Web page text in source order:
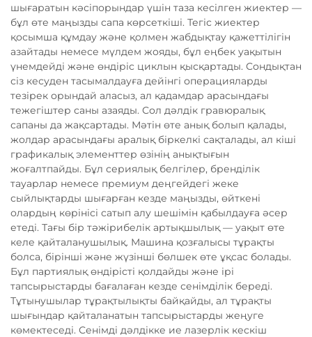
шығаратын кәсіпорындар үшін таза кесілген жиектер —
бұл өте маңызды сапа көрсеткіші. Тегіс жиектер
қосымша құмдау және қолмен жабдықтау қажеттілігін
азайтады немесе мүлдем жояды, бұл еңбек уақытын
үнемдейді және өндіріс циклын қысқартады. Сондықтан
сіз кесуден тасымалдауға дейінгі операцияларды
тезірек орындай аласыз, ал қадамдар арасындағы
тежегіштер саны азаяды. Сол дәлдік гравюралық
сапаны да жақсартады. Мәтін өте анық болып қалады,
жолдар арасындағы аралық біркелкі сақталады, ал кіші
графикалық элементтер өзінің анықтығын
жоғалтпайды. Бұл сериялық белгілер, бренділік
тауарлар немесе премиум деңгейдегі жеке
сыйлықтарды шығарған кезде маңызды, өйткені
олардың көрінісі сатып алу шешімін қабылдауға әсер
етеді. Тағы бір тәжірибелік артықшылық — уақыт өте
келе қайталанушылық. Машина қозғалысы тұрақты
болса, бірінші және жүзінші бөлшек өте ұқсас болады.
Бұл партиялық өндірісті қолдайды және ірі
тапсырыстарды бағалаған кезде сенімділік береді.
Тұтынушылар тұрақтылықты байқайды, ал тұрақты
шығындар қайталанатын тапсырыстарды жеңуге
көмектеседі. Сенімді дәлдікке ие лазерлік кескіш